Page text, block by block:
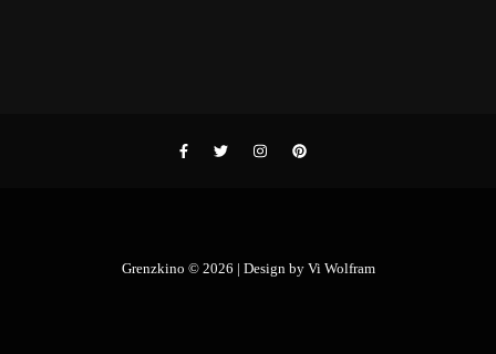
Grenzkino © 2026 | Design by Vi Wolfram